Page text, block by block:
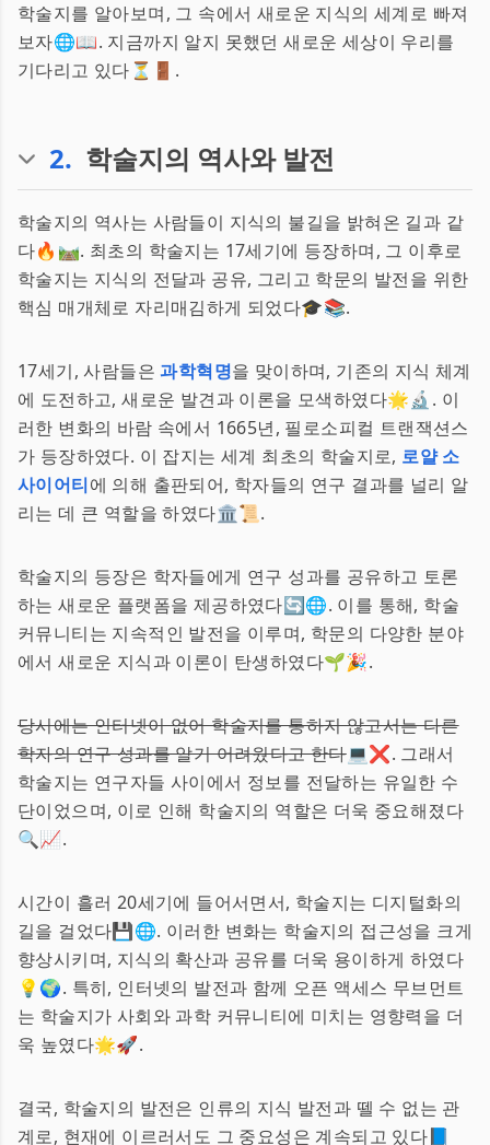
학술지를 알아보며, 그 속에서 새로운 지식의 세계로 빠져
보자🌐📖. 지금까지 알지 못했던 새로운 세상이 우리를
기다리고 있다⏳🚪.
2. 학술지의 역사와 발전
학술지의 역사는 사람들이 지식의 불길을 밝혀온 길과 같
다🔥🛤️. 최초의 학술지는 17세기에 등장하며, 그 이후로
학술지는 지식의 전달과 공유, 그리고 학문의 발전을 위한
핵심 매개체로 자리매김하게 되었다🎓📚.
17세기, 사람들은과학혁명을 맞이하며, 기존의 지식 체계
에 도전하고, 새로운 발견과 이론을 모색하였다🌟🔬. 이
러한 변화의 바람 속에서 1665년, 필로소피컬 트랜잭션스
가 등장하였다. 이 잡지는 세계 최초의 학술지로, 로얄 소
사이어티에 의해 출판되어, 학자들의 연구 결과를 널리 알
리는 데 큰 역할을 하였다🏛️📜.
학술지의 등장은 학자들에게 연구 성과를 공유하고 토론
하는 새로운 플랫폼을 제공하였다🔄🌐. 이를 통해, 학술
커뮤니티는 지속적인 발전을 이루며, 학문의 다양한 분야
에서 새로운 지식과 이론이 탄생하였다🌱🎉.
당시에는 인터넷이 없어 학술지를 통하지 않고서는 다른
학자의 연구 성과를 알기 어려웠다고 한다💻❌. 그래서
학술지는 연구자들 사이에서 정보를 전달하는 유일한 수
단이었으며, 이로 인해 학술지의 역할은 더욱 중요해졌다
🔍📈.
시간이 흘러 20세기에 들어서면서, 학술지는 디지털화의
길을 걸었다💾🌐. 이러한 변화는 학술지의 접근성을 크게
향상시키며, 지식의 확산과 공유를 더욱 용이하게 하였다
💡🌍. 특히, 인터넷의 발전과 함께 오픈 액세스 무브먼트
는 학술지가 사회와 과학 커뮤니티에 미치는 영향력을 더
욱 높였다🌟🚀.
결국, 학술지의 발전은 인류의 지식 발전과 뗄 수 없는 관
계로, 현재에 이르러서도 그 중요성은 계속되고 있다📘